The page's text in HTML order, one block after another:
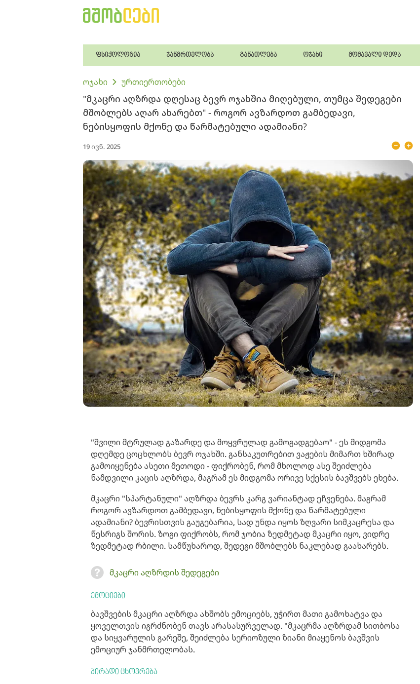
ფსიქოლოგია ჯანმრთელობა განათლება ოჯახი მომავალი დედა
ოჯახი ურთიერთობები
"მკაცრი აღზრდა დღესაც ბევრ ოჯახშია მიღებული, თუმცა შედეგები
მშობლებს აღარ ახარებთ" - როგორ ავზარდოთ გამბედავი,
ნებისყოფის მქონე და წარმატებული ადამიანი?
19 ივნ. 2025
"შვილი მტრულად გაზარდე და მოყვრულად გამოგადგებაო" - ეს მიდგომა
დღემდე ცოცხლობს ბევრ ოჯახში. განსაკუთრებით ვაჟების მიმართ ხშირად
გამოიყენება ასეთი მეთოდი - ფიქრობენ, რომ მხოლოდ ასე შეიძლება
ნამდვილი კაცის აღზრდა, მაგრამ ეს მიდგომა ორივე სქესის ბავშვებს ეხება.
მკაცრი "სპარტანული" აღზრდა ბევრს კარგ ვარიანტად ეჩვენება. მაგრამ
როგორ ავზარდოთ გამბედავი, ნებისყოფის მქონე და წარმატებული
ადამიანი? ბევრისთვის გაუგებარია, სად უნდა იყოს ზღვარი სიმკაცრესა და
წესრიგს შორის. ზოგი ფიქრობს, რომ ჯობია ზედმეტად მკაცრი იყო, ვიდრე
ზედმეტად რბილი. სამწუხაროდ, შედეგი მშობლებს ნაკლებად გაახარებს.
მკაცრი აღზრდის შედეგები
ემოციები
ბავშვების მკაცრი აღზრდა ახშობს ემოციებს, უჭირთ მათი გამოხატვა და
ყოველთვის იგრძნობენ თავს არასასურველად. "მკაცრმა აღზრდამ სითბოსა
და სიყვარულის გარეშე, შეიძლება სერიოზული ზიანი მიაყენოს ბავშვის
ემოციურ ჯანმრთელობას.
პირადი ცხოვრება